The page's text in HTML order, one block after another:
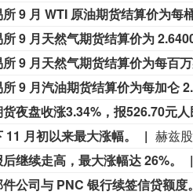
3.42 0.30%
月初以来最大涨幅。
继续走高，最大涨幅达 26%。
公司与 PNC 银行续签信贷额度。